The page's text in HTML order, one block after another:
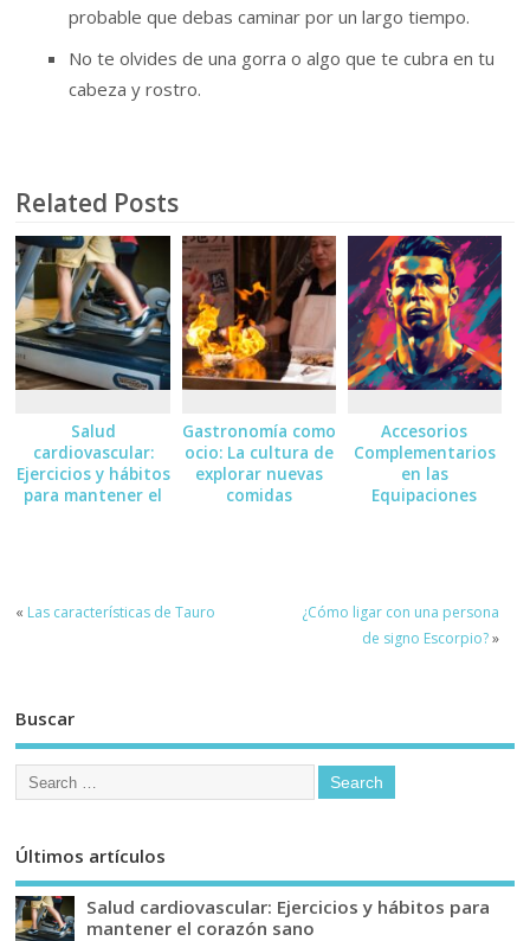
probable que debas caminar por un largo tiempo.
No te olvides de una gorra o algo que te cubra en tu
cabeza y rostro.
Related Posts
Salud
cardiovascular:
Ejercicios y hábitos
para mantener el
Gastronomía como
ocio: La cultura de
explorar nuevas
comidas
Accesorios
Complementarios
en las
Equipaciones
« Las características de Tauro
¿Cómo ligar con una persona
de signo Escorpio?»
Buscar
Últimos artículos
Salud cardiovascular: Ejercicios y hábitos para
mantener el corazón sano